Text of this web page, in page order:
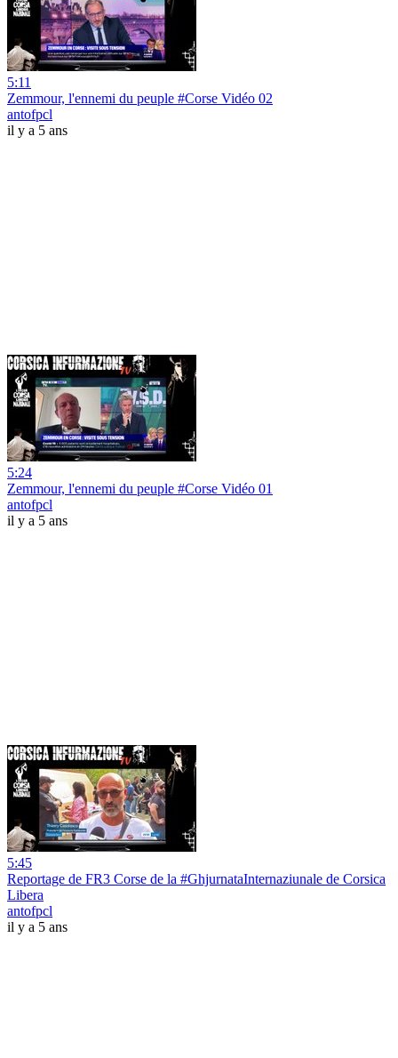
5:11
Zemmour, l'ennemi du peuple #Corse Vidéo 02
antofpcl
il y a 5 ans
5:24
Zemmour, l'ennemi du peuple #Corse Vidéo 01
antofpcl
il y a 5 ans
5:45
Reportage de FR3 Corse de la #GhjurnataInternaziunale de Corsica
Libera
antofpcl
il y a 5 ans